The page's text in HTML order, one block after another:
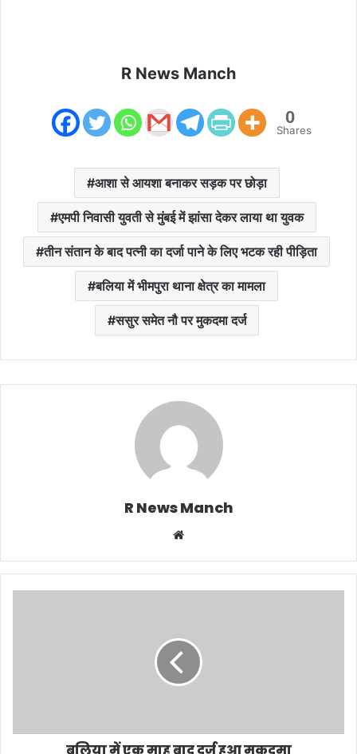
R News Manch
0
Shares
आशा से आयशा बनाकर सड़क पर छोड़ा
एमपी निवासी युवती से मुंबई में झांसा देकर लाया था युवक
तीन संतान के बाद पत्नी का दर्जा पाने के लिए भटक रही पीड़िता
बलिया में भीमपुरा थाना क्षेत्र का मामला
ससुर समेत नौ पर मुकदमा दर्ज
R News Manch
Website
बलिया में एक माह बाद दर्ज हुआ मुकदमा